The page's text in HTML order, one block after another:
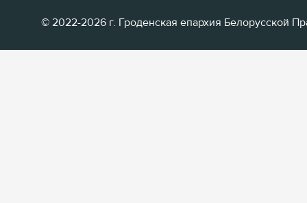
© 2022-2026 г. Гроденская епархия Белорусской